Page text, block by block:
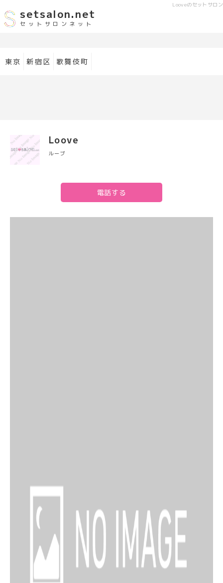
Looveのセットサロン
setsalon.net
セットサロンネット
東京 新宿区 歌舞伎町
Loove
ルーブ
電話する